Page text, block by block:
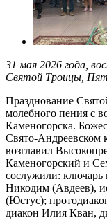
31 мая 2026 года,
Святой Троицы,
Празднование
молебного пения с
Каменогорска.
Свято-Андреевском
возглавил
Каменогорский и
сослужили: ключарь
Никодим (Авдеев),
(Юстус);
диакон Илия Кван,